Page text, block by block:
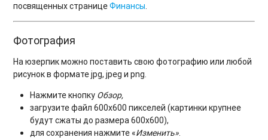
посвященных страницеФинансы.
Фотография
На юзерпик можно поставить свою фотографию или любой
рисунок в формате jpg, jpeg и png.
Нажмите кнопку Обзор,
загрузите файл 600x600 пикселей (картинки крупнее
будут сжаты до размера 600x600),
для сохранения нажмите «Изменить».